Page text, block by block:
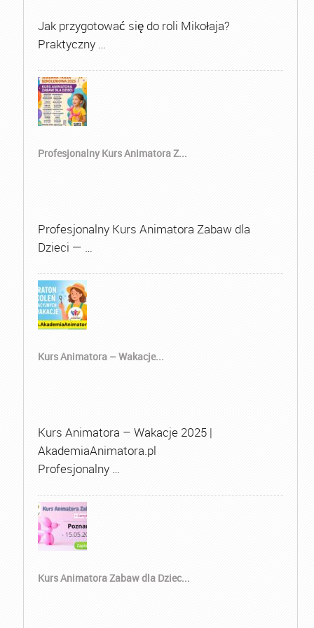
Jak przygotować się do roli Mikołaja?
Praktyczny …
Profesjonalny Kurs Animatora Z...
Profesjonalny Kurs Animatora Zabaw dla
Dzieci — …
Kurs Animatora – Wakacje...
Kurs Animatora – Wakacje 2025 |
AkademiaAnimatora.pl
Profesjonalny …
Kurs Animatora Zabaw dla Dziec...